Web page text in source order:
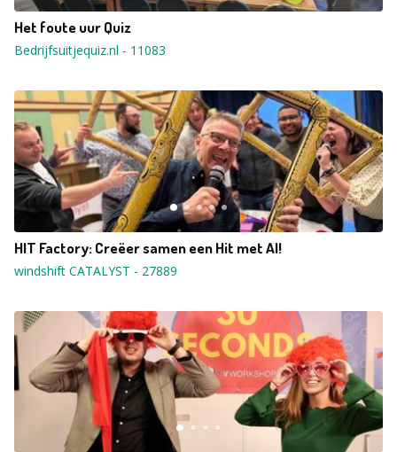
Het foute uur Quiz
Bedrijfsuitjequiz.nl - 11083
HIT Factory: Creëer samen een Hit met AI!
windshift CATALYST - 27889